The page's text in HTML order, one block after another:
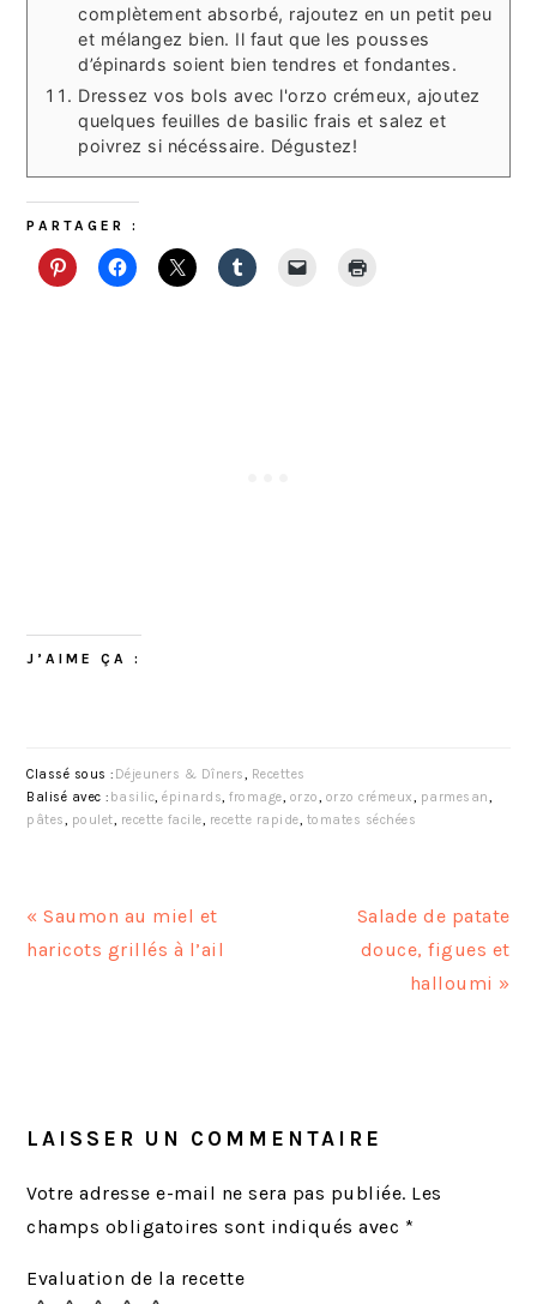
complètement absorbé, rajoutez en un petit peu
et mélangez bien. Il faut que les pousses
d’épinards soient bien tendres et fondantes.
Dressez vos bols avec l'orzo crémeux, ajoutez
quelques feuilles de basilic frais et salez et
poivrez si nécéssaire. Dégustez!
PARTAGER :
J’AIME ÇA :
Classé sous : Déjeuners & Dîners, Recettes
Balisé avec : basilic,épinards,fromage, orzo, orzo crémeux, parmesan,
pâtes, poulet, recette facile, recette rapide, tomates séchées
A
r
p
r
é
« Saumon au miel et
haricots grillés à l’ail
A
r
s
u
Salade de patate
douce, figues et
halloumi »
LECTEUR
LAISSER UN COMMENTAIRE
Votre adresse e-mail ne sera pas publiée. Les
champs obligatoires sont indiqués avec *
Evaluation de la recette